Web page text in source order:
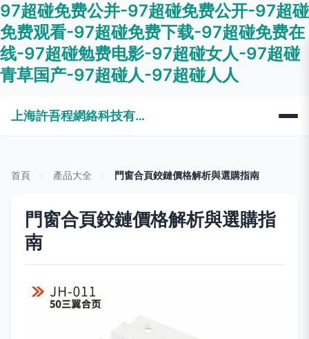
97超碰免费公并-97超碰免费公开-97超碰
免费观看-97超碰免费下载-97超碰免费在
线-97超碰勉费电影-97超碰女人-97超碰
青草国产-97超碰人-97超碰人人
上海許吾程網絡科技有限公司
首頁 產品大全 門窗合頁鉸鏈價格解析與選購指南
門窗合頁鉸鏈價格解析與選購指
南